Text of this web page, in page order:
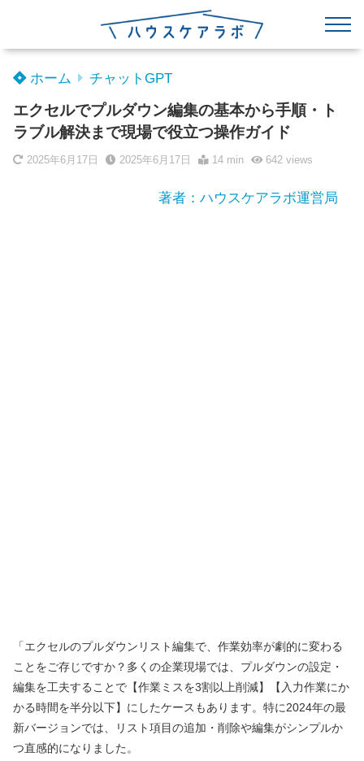
ホーム チャットGPT
エクセルでプルダウン編集の基本から手順・ト
ラブル解決まで現場で役立つ操作ガイド
2025年6月17日 2025年6月17日 14 min 642views
著者：ハウスケアラボ運営局
「エクセルのプルダウンリスト編集で、作業効率が劇的に変わる
ことをご存じですか？多くの企業現場では、プルダウンの設定・
編集を工夫することで【作業ミスを3割以上削減】【入力作業にか
かる時間を半分以下】にしたケースもあります。特に2024年の最
新バージョンでは、リスト項目の追加・削除や編集がシンプルか
つ直感的になりました。